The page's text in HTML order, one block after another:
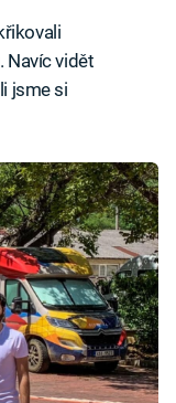
Navíc vidět
jsme si